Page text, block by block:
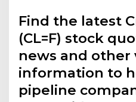
Find the latest
(CL=F) stock
news and other
information to
pipeline